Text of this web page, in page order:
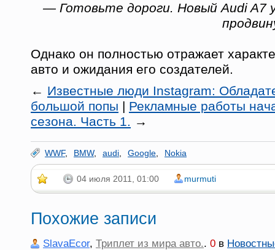
— Готовьте дороги. Новый Audi A7
Однако он полностью отражает
авто и ожидания его создателей.
← Известные люди Instagram:
большой попы | Рекламные работы
сезона. Часть 1. →
WWF, BMW, audi Google Nokia
04 июля 2011, 01:00 murmuti
Похожие записи
SlavaEcor, Триплет из мира авто.. 0 в